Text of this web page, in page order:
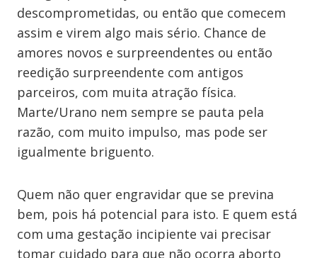
descomprometidas, ou então que comecem
assim e virem algo mais sério. Chance de
amores novos e surpreendentes ou então
reedição surpreendente com antigos
parceiros, com muita atração física.
Marte/Urano nem sempre se pauta pela
razão, com muito impulso, mas pode ser
igualmente briguento.
Quem não quer engravidar que se previna
bem, pois há potencial para isto. E quem está
com uma gestação incipiente vai precisar
tomar cuidado para que não ocorra aborto